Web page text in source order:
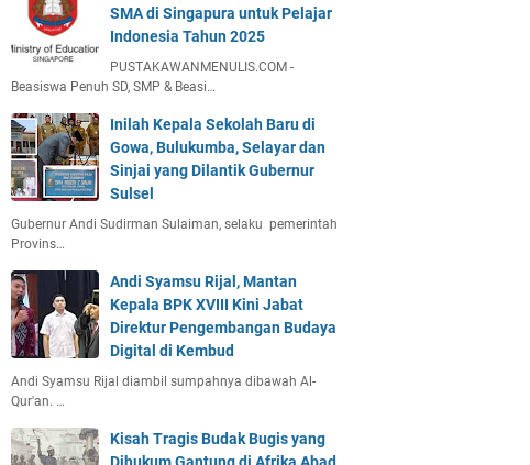
SMA di Singapura untuk Pelajar
Indonesia Tahun 2025
PUSTAKAWANMENULIS.COM -
Beasiswa Penuh SD, SMP & Beasi…
Inilah Kepala Sekolah Baru di
Gowa, Bulukumba, Selayar dan
Sinjai yang Dilantik Gubernur
Sulsel
Gubernur Andi Sudirman Sulaiman, selaku pemerintah
Provins…
Andi Syamsu Rijal, Mantan
Kepala BPK XVIII Kini Jabat
Direktur Pengembangan Budaya
Digital di Kembud
Andi Syamsu Rijal diambil sumpahnya dibawah Al-
Qur'an. …
Kisah Tragis Budak Bugis yang